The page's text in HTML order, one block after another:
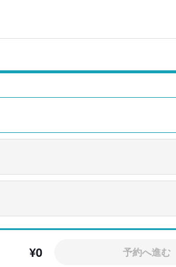
¥0 予約へ進む